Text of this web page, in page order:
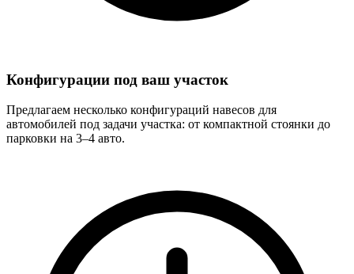
Конфигурации под ваш участок
Предлагаем несколько конфигураций навесов для
автомобилей под задачи участка: от компактной стоянки до
парковки на 3–4 авто.